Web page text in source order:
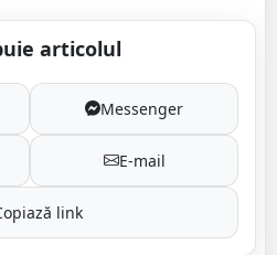
articolul
Messenger
E-mail
link